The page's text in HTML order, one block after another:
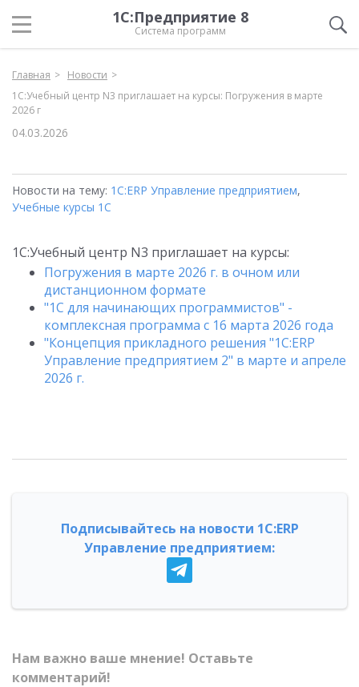
1С:Предприятие 8
Система программ
Главная
Новости
1С:Учебный центр N3 приглашает на курсы: Погружения в марте
2026 г
04.03.2026
Новости на тему: 1С:ERP Управление предприятием,
Учебные курсы 1С
1С:Учебный центр N3 приглашает на курсы:
Погружения в марте 2026 г. в очном или
дистанционном формате
"1С для начинающих программистов" -
комплексная программа с 16 марта 2026 года
"Концепция прикладного решения "1С:ERP
Управление предприятием 2" в марте и апреле
2026 г.
Подписывайтесь на новости 1С:ERP
Управление предприятием:
Нам важно ваше мнение! Оставьте
комментарий!